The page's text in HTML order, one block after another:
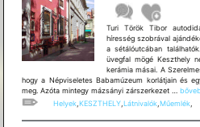
Turi Török Tibor
híresség szobrával
a sétálóutcában
üvegfal mögé Keszthely
kerámia másai. A
hogy a Népviseletes Babamúzeum korlátjain és
meg. Azóta mintegy mázsányi zárszerkezet …
Helyek,KESZTHELY,Látnivalók,Műemlék,